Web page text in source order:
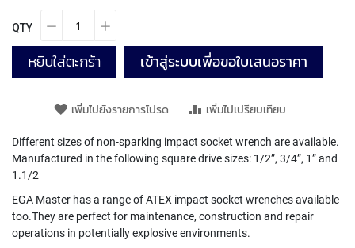
H
O
H
L
E
Y
A
M
QTY
หยิบใส่ตะกร้า เข้าสู่ระบบเพื่อขอใบเสนอราคา
เพิ่มไปยังรายการโปรด เพิ่มไปเปรียบเทียบ
Different sizes of non-sparking impact socket wrench are available.
Manufactured in the following square drive sizes: 1/2”, 3/4”, 1” and
1.1/2
EGA Master has a range of ATEX impact socket wrenches available
too.They are perfect for maintenance, construction and repair
operations in potentially explosive environments.